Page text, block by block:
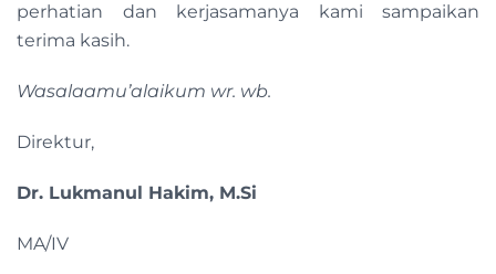
perhatian dan kerjasamanya kami sampaikan
terima kasih.
Wasalaamu’alaikum wr. wb.
Direktur,
Dr. Lukmanul Hakim, M.Si
MA/IV